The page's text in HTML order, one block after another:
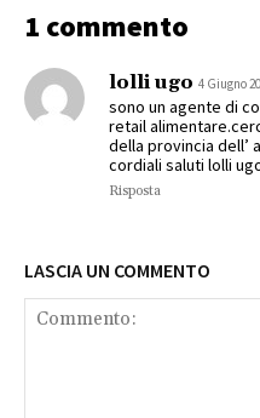
1 commento
lolli ugo 4 Giugno
sono un agente di
retail
della provincia dell’
cordiali saluti lolli
Risposta
LASCIA UN COMMENTO